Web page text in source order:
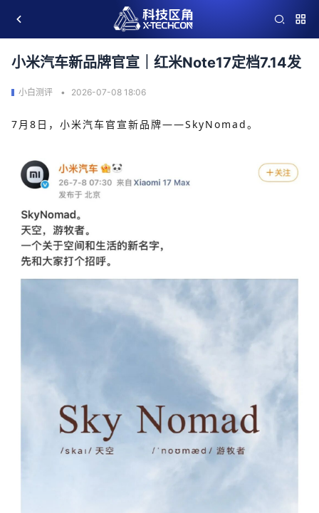
小米汽车新品牌官宣｜红米Note17定档7.14发
小白测评 2026-07-08 18:06
7月8日，小米汽车官宣新品牌——SkyNomad。